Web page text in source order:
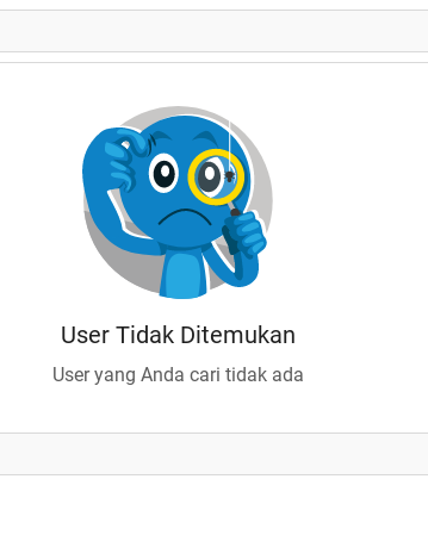
User Tidak Ditemukan
User yang Anda cari tidak ada